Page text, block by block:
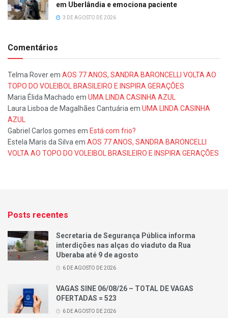
em Uberlândia e emociona paciente
3 DE AGOSTO DE 2026
Comentários
Telma Roverem AOS 77 ANOS, SANDRA BARONCELLI VOLTA AO
TOPO DO VOLEIBOL BRASILEIRO E INSPIRA GERAÇÕES
Maria Élida Machado em UMA LINDA CASINHA AZUL
Laura Lisboa de Magalhães Cantuáriaem UMA LINDA CASINHA
AZUL
Gabriel Carlos gomes em Está com frio?
Estela Maris da Silvaem AOS 77 ANOS, SANDRA BARONCELLI
VOLTA AO TOPO DO VOLEIBOL BRASILEIRO E INSPIRA GERAÇÕES
Posts recentes
Secretaria de Segurança Pública informa
interdições nas alças do viaduto da Rua
Uberaba até 9 de agosto
6 DE AGOSTO DE 2026
VAGAS SINE 06/08/26 – TOTAL DE VAGAS
OFERTADAS = 523
6 DE AGOSTO DE 2026